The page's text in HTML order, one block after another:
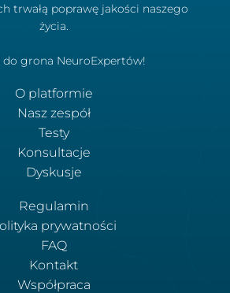
trwałą poprawę jakości naszego
życia.
do grona NeuroExpertów!
O platformie
Nasz zespół
Testy
Konsultacje
Dyskusje
Regulamin
prywatności
FAQ
Kontakt
Współpraca